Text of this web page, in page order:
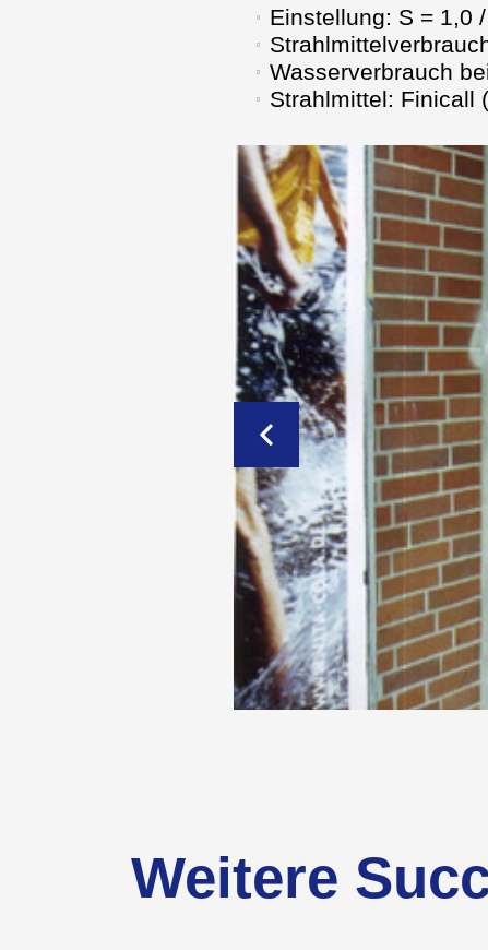
Einstellung: S = 1,0
Wasserverbrauch
Strahlmittel: Finicall
Weitere